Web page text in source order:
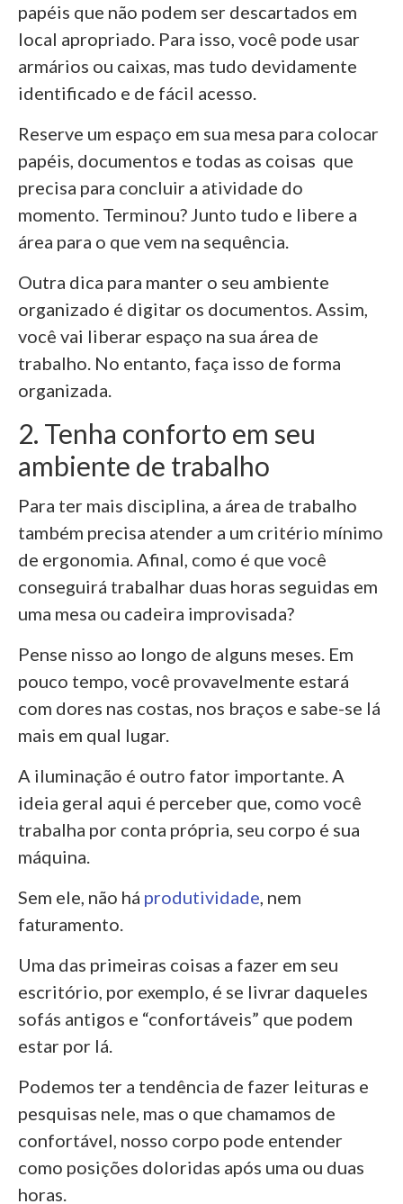
papéis que não podem ser descartados em
local apropriado. Para isso, você pode usar
armários ou caixas, mas tudo devidamente
identificado e de fácil acesso.
Reserve um espaço em sua mesa para colocar
papéis, documentos e todas as coisas que
precisa para concluir a atividade do
momento. Terminou? Junto tudo e libere a
área para o que vem na sequência.
Outra dica para manter o seu ambiente
organizado é digitar os documentos. Assim,
você vai liberar espaço na sua área de
trabalho. No entanto, faça isso de forma
organizada.
2. Tenha conforto em seu
ambiente de trabalho
Para ter mais disciplina, a área de trabalho
também precisa atender a um critério mínimo
de ergonomia. Afinal, como é que você
conseguirá trabalhar duas horas seguidas em
uma mesa ou cadeira improvisada?
Pense nisso ao longo de alguns meses. Em
pouco tempo, você provavelmente estará
com dores nas costas, nos braços e sabe-se lá
mais em qual lugar.
A iluminação é outro fator importante.A
ideia geral aqui é perceber que, como você
trabalha por conta própria, seu corpo é sua
máquina.
Sem ele, não há produtividade, nem
faturamento.
Uma das primeiras coisas a fazer em seu
escritório, por exemplo, é se livrar daqueles
sofás antigos e “confortáveis” que podem
estar por lá.
Podemos ter a tendência de fazer leituras e
pesquisas nele, mas o que chamamos de
confortável, nosso corpo pode entender
como posições doloridas após uma ou duas
horas.